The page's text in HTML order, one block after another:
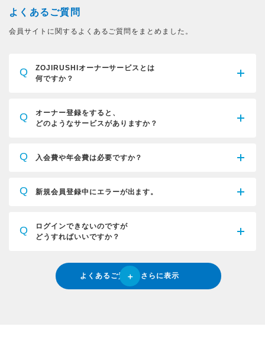
よくあるご質問
会員サイトに関するよくあるご質問をまとめました。
Q
ZOJIRUSHIオーナーサービスとは
何ですか？
Q
オーナー登録をすると、
どのようなサービスがありますか？
Q 入会費や年会費は必要ですか？
Q 新規会員登録中にエラーが出ます。
Q
ログインできないのですが
どうすればいいですか？
よくあるご質問をさらに表示